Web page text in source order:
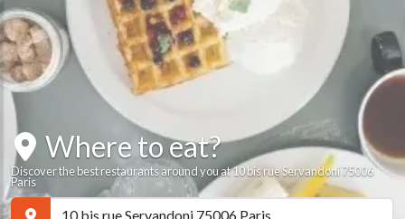
Where to eat?
Discover the best restaurants around you at 10 bis rue Servandoni 75006
Paris